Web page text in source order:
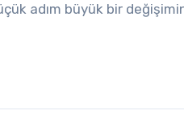
adım büyük bir